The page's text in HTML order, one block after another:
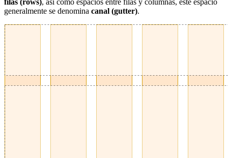
generalmente se denomina canal (gutter).